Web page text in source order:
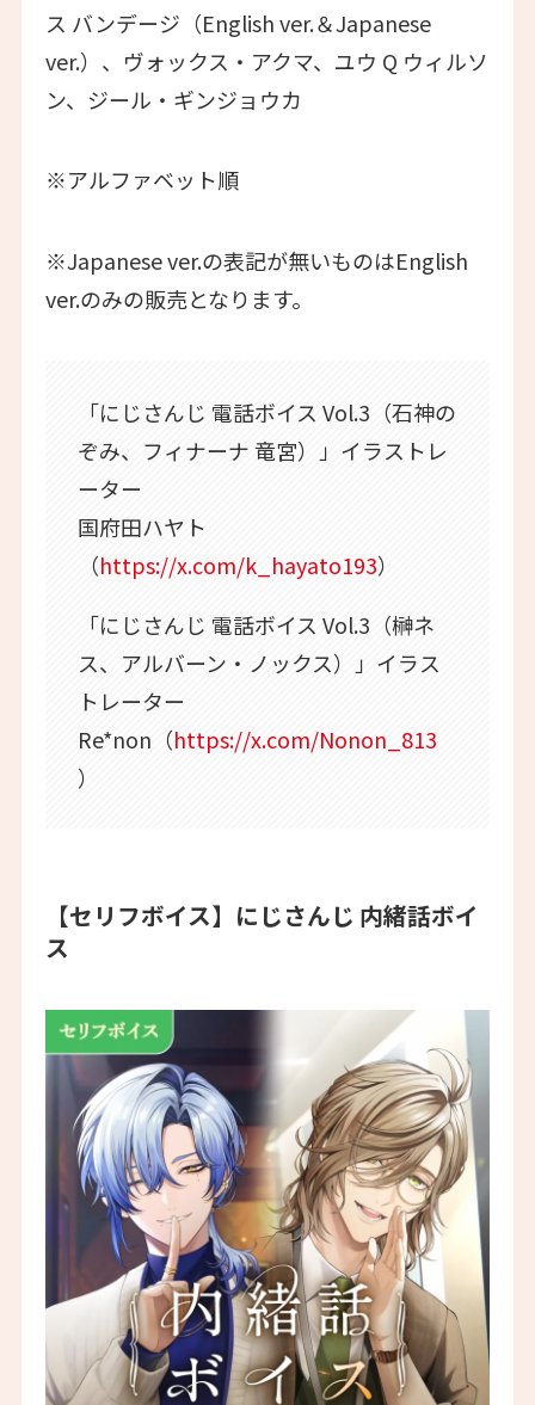
ス バンデージ（English ver.＆Japanese
ver.）、ヴォックス・アクマ、ユウ Q ウィルソ
ン、ジール・ギンジョウカ
※アルファベット順
※Japanese ver.の表記が無いものはEnglish
ver.のみの販売となります。
「にじさんじ 電話ボイス Vol.3（石神の
ぞみ、フィナーナ 竜宮）」イラストレ
ーター
国府田ハヤト
（https://x.com/k_hayato193）
「にじさんじ 電話ボイス Vol.3（榊ネ
ス、アルバーン・ノックス）」イラス
トレーター
Re*non（https://x.com/Nonon_813
）
【セリフボイス】にじさんじ 内緒話ボイ
ス